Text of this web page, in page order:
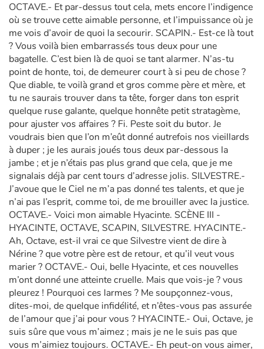
OCTAVE.- Et par-dessus tout cela, mets encore l’indigence
où se trouve cette aimable personne, et l’impuissance où je
me vois d’avoir de quoi la secourir. SCAPIN.- Est-ce là tout
? Vous voilà bien embarrassés tous deux pour une
bagatelle. C’est bien là de quoi se tant alarmer. N’as-tu
point de honte, toi, de demeurer court à si peu de chose ?
Que diable, te voilà grand et gros comme père et mère, et
tu ne saurais trouver dans ta tête, forger dans ton esprit
quelque ruse galante, quelque honnête petit stratagème,
pour ajuster vos affaires ? Fi. Peste soit du butor. Je
voudrais bien que l’on m’eût donné autrefois nos vieillards
à duper ; je les aurais joués tous deux par-dessous la
jambe ; et je n’étais pas plus grand que cela, que je me
signalais déjà par cent tours d’adresse jolis. SILVESTRE.-
J’avoue que le Ciel ne m’a pas donné tes talents, et que je
n’ai pas l’esprit, comme toi, de me brouiller avec la justice.
OCTAVE.- Voici mon aimable Hyacinte. SCÈNE III -
HYACINTE, OCTAVE, SCAPIN, SILVESTRE. HYACINTE.-
Ah, Octave, est-il vrai ce que Silvestre vient de dire à
Nérine ? que votre père est de retour, et qu’il veut vous
marier ? OCTAVE.- Oui, belle Hyacinte, et ces nouvelles
m’ont donné une atteinte cruelle. Mais que vois-je ? vous
pleurez ! Pourquoi ces larmes ? Me soupçonnez-vous,
dites-moi, de quelque infidélité, et n’êtes-vous pas assurée
de l’amour que j’ai pour vous ? HYACINTE.- Oui, Octave, je
suis sûre que vous m’aimez ; mais je ne le suis pas que
vous m’aimiez toujours. OCTAVE.- Eh peut-on vous aimer,